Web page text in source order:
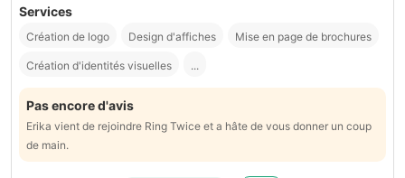
Services
Création de logo Design d'affiches Mise en page de brochures
Création d'identités visuelles ...
Pas encore d'avis
Erika vient de rejoindre Ring Twice et a hâte de vous donner un coup
de main.